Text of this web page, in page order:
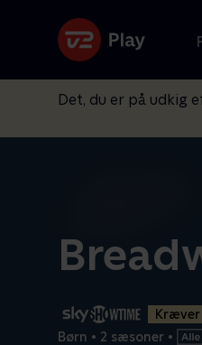
Det, du er på udkig
Kræver
Børn • 2 sæsoner •